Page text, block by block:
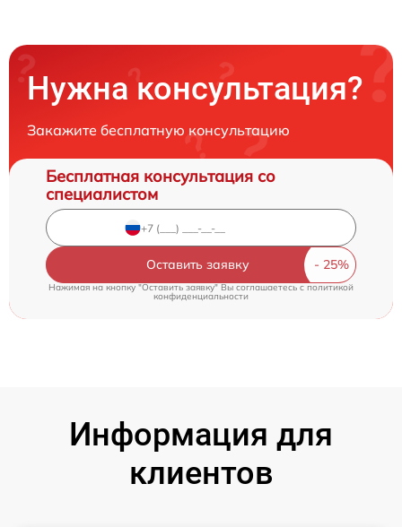
Нужна консультация?
Закажите бесплатную консультацию
Бесплатная консультация со
специалистом
Оставить заявку
Нажимая на кнопку "Оставить заявку" Вы соглашаетесь c политикой
конфиденциальности
Информация для
клиентов